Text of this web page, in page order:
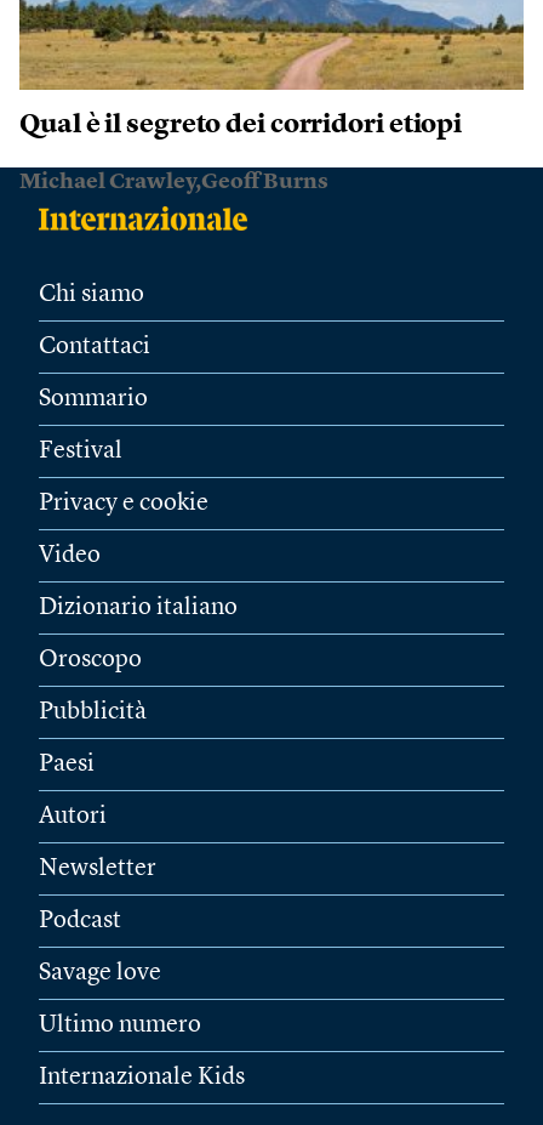
Qual è il segreto dei corridori etiopi
Michael Crawley,Geoff Burns
Chi siamo
Contattaci
Sommario
Festival
Privacy e cookie
Video
Dizionario italiano
Oroscopo
Pubblicità
Paesi
Autori
Newsletter
Podcast
Savage love
Ultimo numero
Internazionale Kids